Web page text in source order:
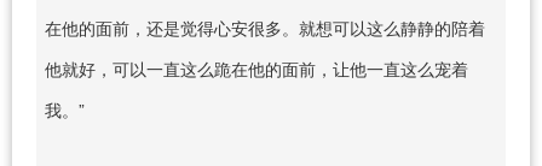
在他的面前，还是觉得心安很多。就想可以这么静静的陪着
他就好，可以一直这么跪在他的面前，让他一直这么宠着
我。”